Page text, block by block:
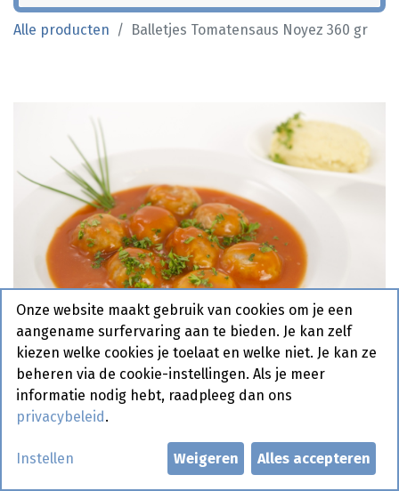
Alle producten Balletjes Tomatensaus Noyez 360 gr
Balletjes Tomatensaus Noyez
360 gr
Onze website maakt gebruik van cookies om je een
aangename surfervaring aan te bieden. Je kan zelf
kiezen welke cookies je toelaat en welke niet. Je kan ze
beheren via de cookie-instellingen. Als je meer
informatie nodig hebt, raadpleeg dan ons
privacybeleid .
Instellen Weigeren Alles accepteren